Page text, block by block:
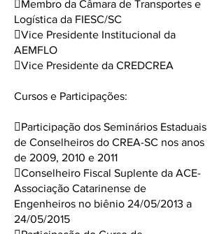
Membro da Câmara de Transportes e
Logística da FIESC/SC
Vice Presidente Institucional da
AEMFLO
Vice Presidente da CREDCREA
Cursos e Participações:
Participação dos Seminários Estaduais
de Conselheiros do CREA-SC nos anos
de 2009, 2010 e 2011
Conselheiro Fiscal Suplente da ACE-
Associação Catarinense de
Engenheiros no biênio 24/05/2013 a
24/05/2015